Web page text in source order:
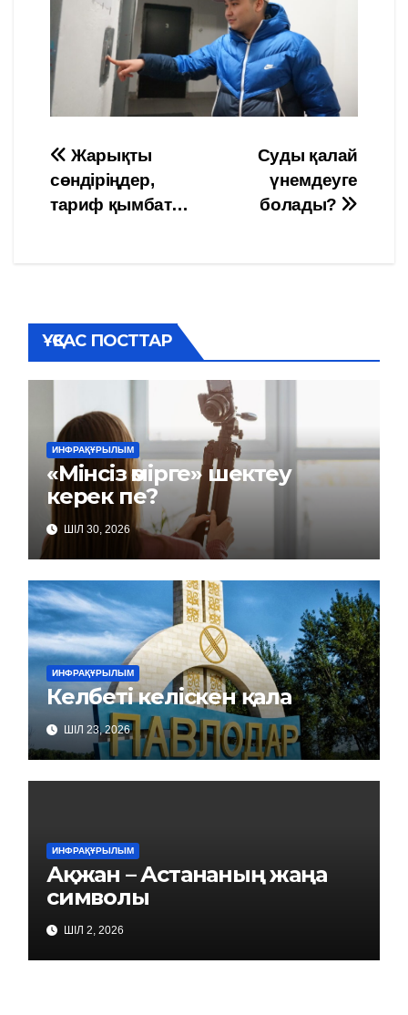
Навигация
по
Суды қалай
үнемдеуге
болады?
Жарықты
сөндіріңдер,
тариф қымбат…
ҰҚСАС ПОСТТАР
ИНФРАҚҰРЫЛЫМ
«Мінсіз өмірге» шектеу
керек пе?
ШІЛ 30, 2026
ИНФРАҚҰРЫЛЫМ
Келбеті келіскен қала
ШІЛ 23, 2026
ИНФРАҚҰРЫЛЫМ
Ақжан – Астананың жаңа
символы
ШІЛ 2, 2026